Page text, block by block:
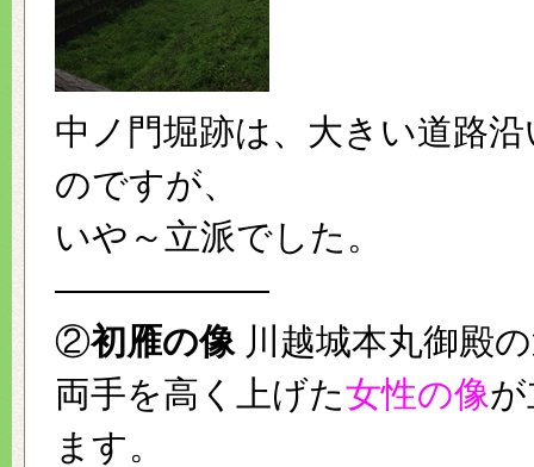
中ノ門堀跡は、大きい道路
のですが、
いや～立派でした。
——————
②初雁の像川越城本丸御殿
両手を高く上げた女性の像
ます。